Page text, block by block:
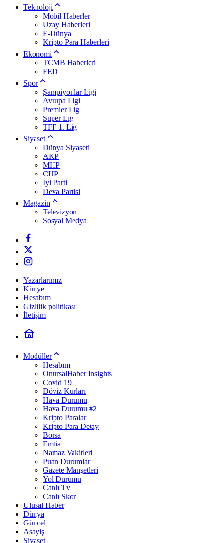
Teknoloji
Mobil Haberler
Uzay Haberleri
E-Dünya
Kripto Para Haberleri
Ekonomi
TCMB Haberleri
FED
Spor
Şampiyonlar Ligi
Avrupa Ligi
Premier Lig
Süper Lig
TFF 1. Lig
Siyaset
Dünya Siyaseti
AKP
MHP
CHP
İyi Parti
Deva Partisi
Magazin
Televizyon
Sosyal Medya
Yazarlarımız
Künye
Hesabım
Gizlilik politikası
İletişim
Modüller
Hesabım
OnursalHaber Insights
Covid 19
Döviz Kurları
Hava Durumu
Hava Durumu #2
Kripto Paralar
Kripto Para Detay
Borsa
Emtia
Namaz Vakitleri
Puan Durumları
Gazete Manşetleri
Yol Durumu
Canlı Tv
Canlı Skor
Ulusal Haber
Dünya
Güncel
Asayiş
Siyaset